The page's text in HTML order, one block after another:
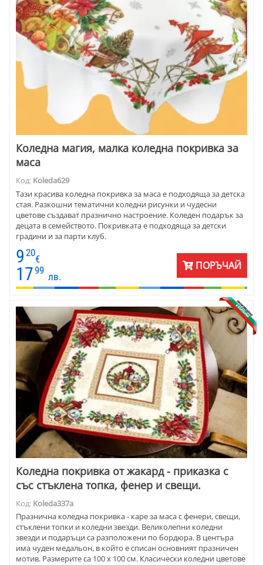
Коледна магия, малка коледна покривка за
маса
Код: Koleda629
Тази красива коледна покривка за маса е подходяща за детска
стая. Разкошни тематични коледни рисунки и чудесни
цветове създават празнично настроение. Коледен подарък за
децата в семейството. Покривката е подходяща за детски
градини и за парти клуб.
9 20
€
1799
лв.
ПОРЪЧАЙ
Коледна покривка от жакард - приказка с
със стъклена топка, фенер и свещи.
Код: Koleda337a
Празнична коледна покривка - каре за маса с фенери, свещи,
стъклени топки и коледни звезди. Великолепни коледни
звезди и подаръци са разположени по бордюра. В центъра
има чуден медальон, в който е списан основният празничен
мотив. Размерите са 100 х 100 см. Класически коледни цветове